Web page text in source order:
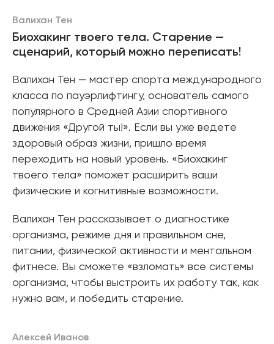
Валихан Тен
Биохакинг твоего тела. Старение —
сценарий, который можно переписать!
Валихан Тен — мастер спорта международного
класса по пауэрлифтингу, основатель самого
популярного в Средней Азии спортивного
движения «Другой ты!». Если вы уже ведете
здоровый образ жизни, пришло время
переходить на новый уровень. «Биохакинг
твоего тела» поможет расширить ваши
физические и когнитивные возможности.
Валихан Тен рассказывает о диагностике
организма, режиме дня и правильном сне,
питании, физической активности и ментальном
фитнесе. Вы сможете «взломать» все системы
организма, чтобы выстроить их работу так, как
нужно вам, и победить старение.
Алексей Иванов